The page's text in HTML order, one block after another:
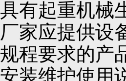
具有起重机械
厂家应提供设
规程要求的产
安装维护使用